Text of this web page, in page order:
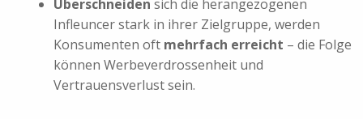
Überschneiden sich die herangezogenen
Infleuncer stark in ihrer Zielgruppe, werden
Konsumenten oft mehrfach erreicht – die Folge
können Werbeverdrossenheit und
Vertrauensverlust sein.